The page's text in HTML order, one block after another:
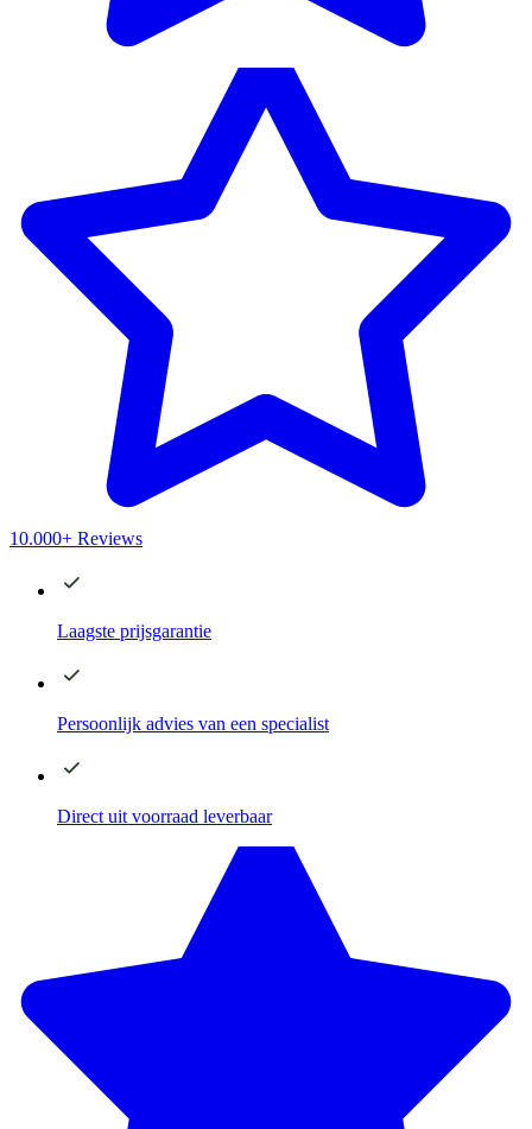
10.000+ Reviews
Laagste prijsgarantie
Persoonlijk advies van een specialist
Direct uit voorraad leverbaar